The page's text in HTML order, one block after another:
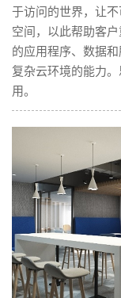
于访问的世界，让
空间，以此帮助客
的应用程序、数据
复杂云环境的能力
用。